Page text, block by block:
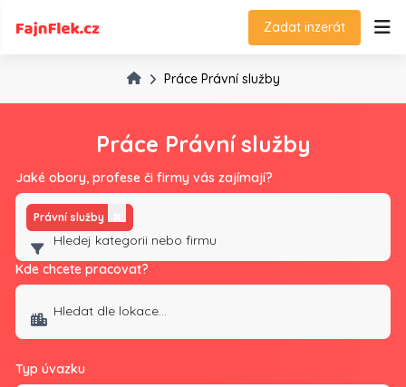
Zadat inzerát
Práce Právní služby
Práce Právní služby
Jaké obory, profese či firmy vás zajímají?
Právní služby
Kde chcete pracovat?
Typ úvazku